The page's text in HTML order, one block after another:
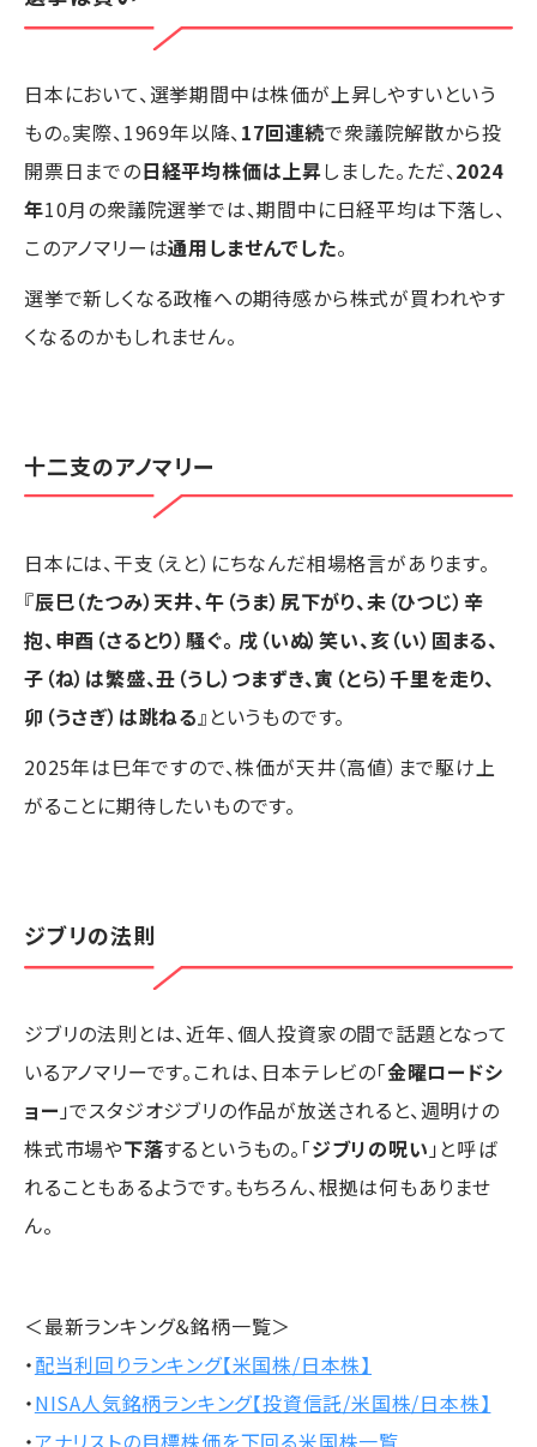
日本において、選挙期間中は株価が上昇しやすいという
もの。実際、1969年以降、 17回連続で衆議院解散から投
開票日までの日経平均株価は上昇しました。ただ、2024
年10月の衆議院選挙では、期間中に日経平均は下落し、
このアノマリーは通用しませんでした。
選挙で新しくなる政権への期待感から株式が買われやす
くなるのかもしれません。
十二支のアノマリー
日本には、干支（えと）にちなんだ相場格言があります。
『辰巳（たつみ）天井、午（うま）尻下がり、未（ひつじ）辛
抱、申酉（さるとり）騒ぐ。 戌（いぬ）笑い、亥（い）固まる、
子（ね）は繁盛、丑（うし）つまずき、寅（とら）千里を走り、
卯（うさぎ）は跳ねる』というものです。
2025年は巳年ですので、株価が天井（高値）まで駆け上
がることに期待したいものです。
ジブリの法則
ジブリの法則とは、近年、個人投資家の間で話題となって
いるアノマリーです。これは、日本テレビの「金曜ロードシ
ョー 」でスタジオジブリの作品が放送されると、週明けの
株式市場や下落するというもの。「ジブリの呪い 」と呼ば
れることもあるようです。もちろん、根拠は何もありませ
ん。
＜最新ランキング＆銘柄一覧＞
・配当利回りランキング【米国株/日本株】
・NISA人気銘柄ランキング【投資信託/米国株/日本株】
・アナリストの目標株価を下回る米国株一覧